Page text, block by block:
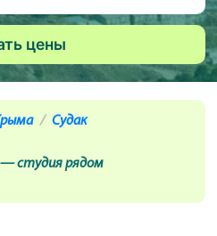
Судак
студия рядом